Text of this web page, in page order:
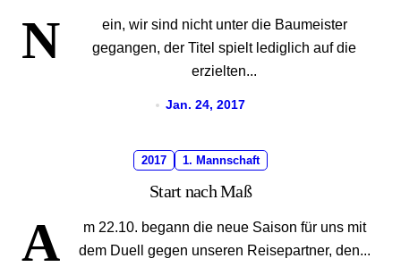
N
ein, wir sind nicht unter die Baumeister
gegangen, der Titel spielt lediglich auf die
erzielten...
Jan. 24, 2017
2017 1. Mannschaft
Start nach Maß
A
m 22.10. begann die neue Saison für uns mit
dem Duell gegen unseren Reisepartner, den...